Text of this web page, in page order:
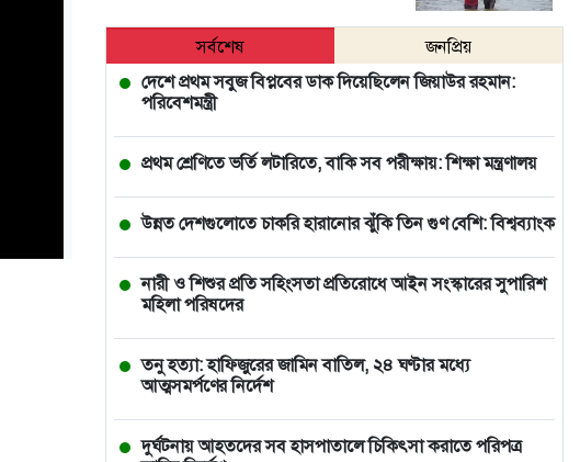
সর্বশেষ
জনপ্রিয়
দেশে প্রথম সবুজ বিপ্লবের ডাক দিয়েছিলেন জিয়াউর রহমান:
পরিবেশমন্ত্রী
প্রথম শ্রেণিতে ভর্তি লটারিতে, বাকি সব পরীক্ষায়: শিক্ষা মন্ত্রণালয়
উন্নত দেশগুলোতে চাকরি হারানোর ঝুঁকি তিন গুণ বেশি: বিশ্বব্যাংক
নারী ও শিশুর প্রতি সহিংসতা প্রতিরোধে আইন সংস্কারের সুপারিশ
মহিলা পরিষদের
তনু হত্যা: হাফিজুরের জামিন বাতিল, ২৪ ঘণ্টার মধ্যে
আত্মসমর্পণের নির্দেশ
দুর্ঘটনায় আহতদের সব হাসপাতালে চিকিৎসা করাতে পরিপত্র